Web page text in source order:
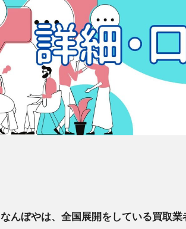
なんぼやは、全国展開をしている買取業